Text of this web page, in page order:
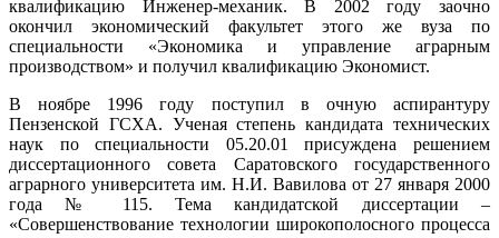
квалификацию Инженер-механик. В 2002 году заочно
окончил экономический факультет этого же вуза по
специальности «Экономика и управление аграрным
производством» и получил квалификацию Экономист.
В ноябре 1996 году поступил в очную аспирантуру
Пензенской ГСХА. Ученая степень кандидата технических
наук по специальности 05.20.01 присуждена решением
диссертационного совета Саратовского государственного
аграрного университета им. Н.И. Вавилова от 27 января 2000
года № 115. Тема кандидатской диссертации –
«Совершенствование технологии широкополосного процесса